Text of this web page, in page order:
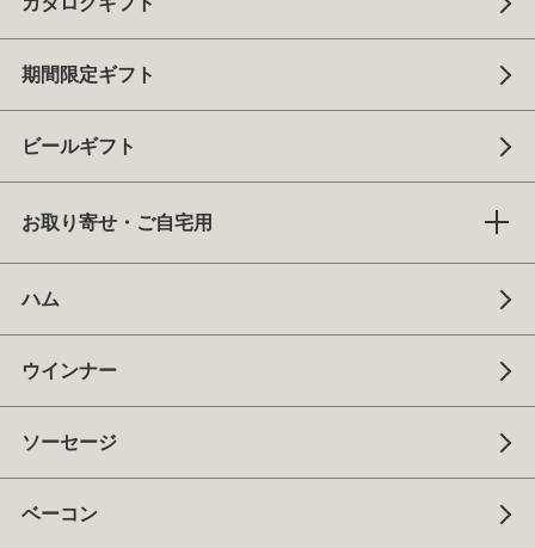
期間限定ギフト
ビールギフト
お取り寄せ・ご自宅用
ハム
ウインナー
ソーセージ
ベーコン